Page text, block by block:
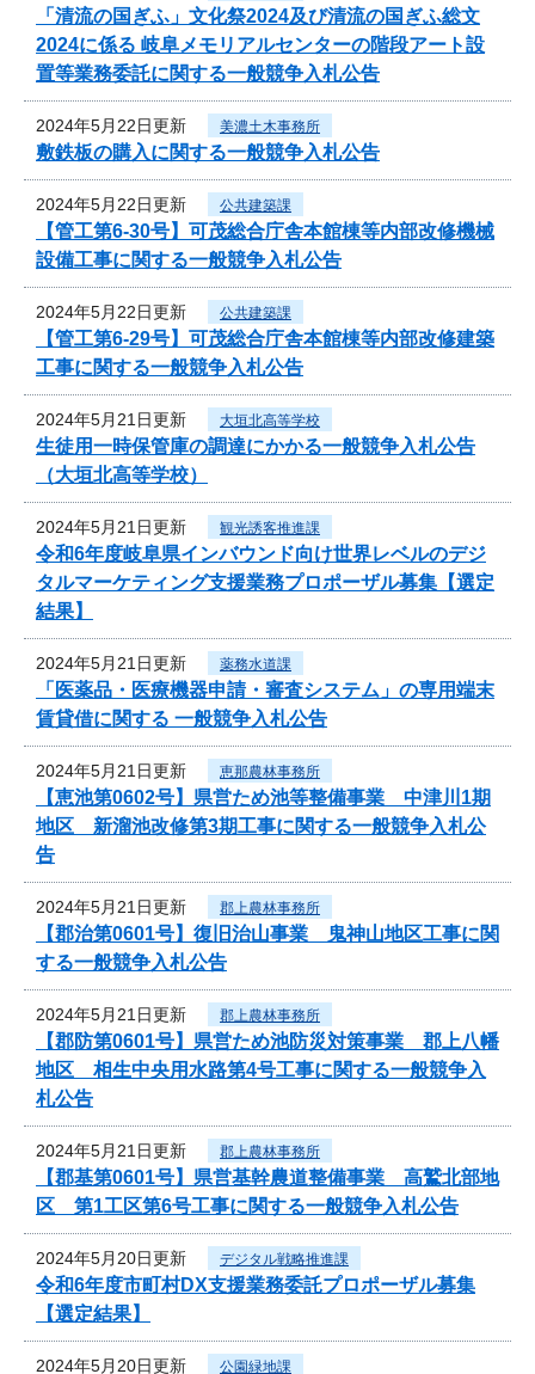
「清流の国ぎふ」文化祭2024及び清流の国ぎふ総文
2024に係る 岐阜メモリアルセンターの階段アート設
置等業務委託に関する一般競争入札公告
2024年5月22日更新 美濃土木事務所
敷鉄板の購入に関する一般競争入札公告
2024年5月22日更新 公共建築課
【管工第6-30号】可茂総合庁舎本館棟等内部改修機械
設備工事に関する一般競争入札公告
2024年5月22日更新 公共建築課
【管工第6-29号】可茂総合庁舎本館棟等内部改修建築
工事に関する一般競争入札公告
2024年5月21日更新 大垣北高等学校
生徒用一時保管庫の調達にかかる一般競争入札公告
（大垣北高等学校）
2024年5月21日更新 観光誘客推進課
令和6年度岐阜県インバウンド向け世界レベルのデジ
タルマーケティング支援業務プロポーザル募集【選定
結果】
2024年5月21日更新 薬務水道課
「医薬品・医療機器申請・審査システム」の専用端末
賃貸借に関する 一般競争入札公告
2024年5月21日更新 恵那農林事務所
【恵池第0602号】県営ため池等整備事業 中津川1期
地区 新溜池改修第3期工事に関する一般競争入札公
告
2024年5月21日更新 郡上農林事務所
【郡治第0601号】復旧治山事業 鬼神山地区工事に関
する一般競争入札公告
2024年5月21日更新 郡上農林事務所
【郡防第0601号】県営ため池防災対策事業 郡上八幡
地区 相生中央用水路第4号工事に関する一般競争入
札公告
2024年5月21日更新 郡上農林事務所
【郡基第0601号】県営基幹農道整備事業 高鷲北部地
区 第1工区第6号工事に関する一般競争入札公告
2024年5月20日更新 デジタル戦略推進課
令和6年度市町村DX支援業務委託プロポーザル募集
【選定結果】
2024年5月20日更新 公園緑地課